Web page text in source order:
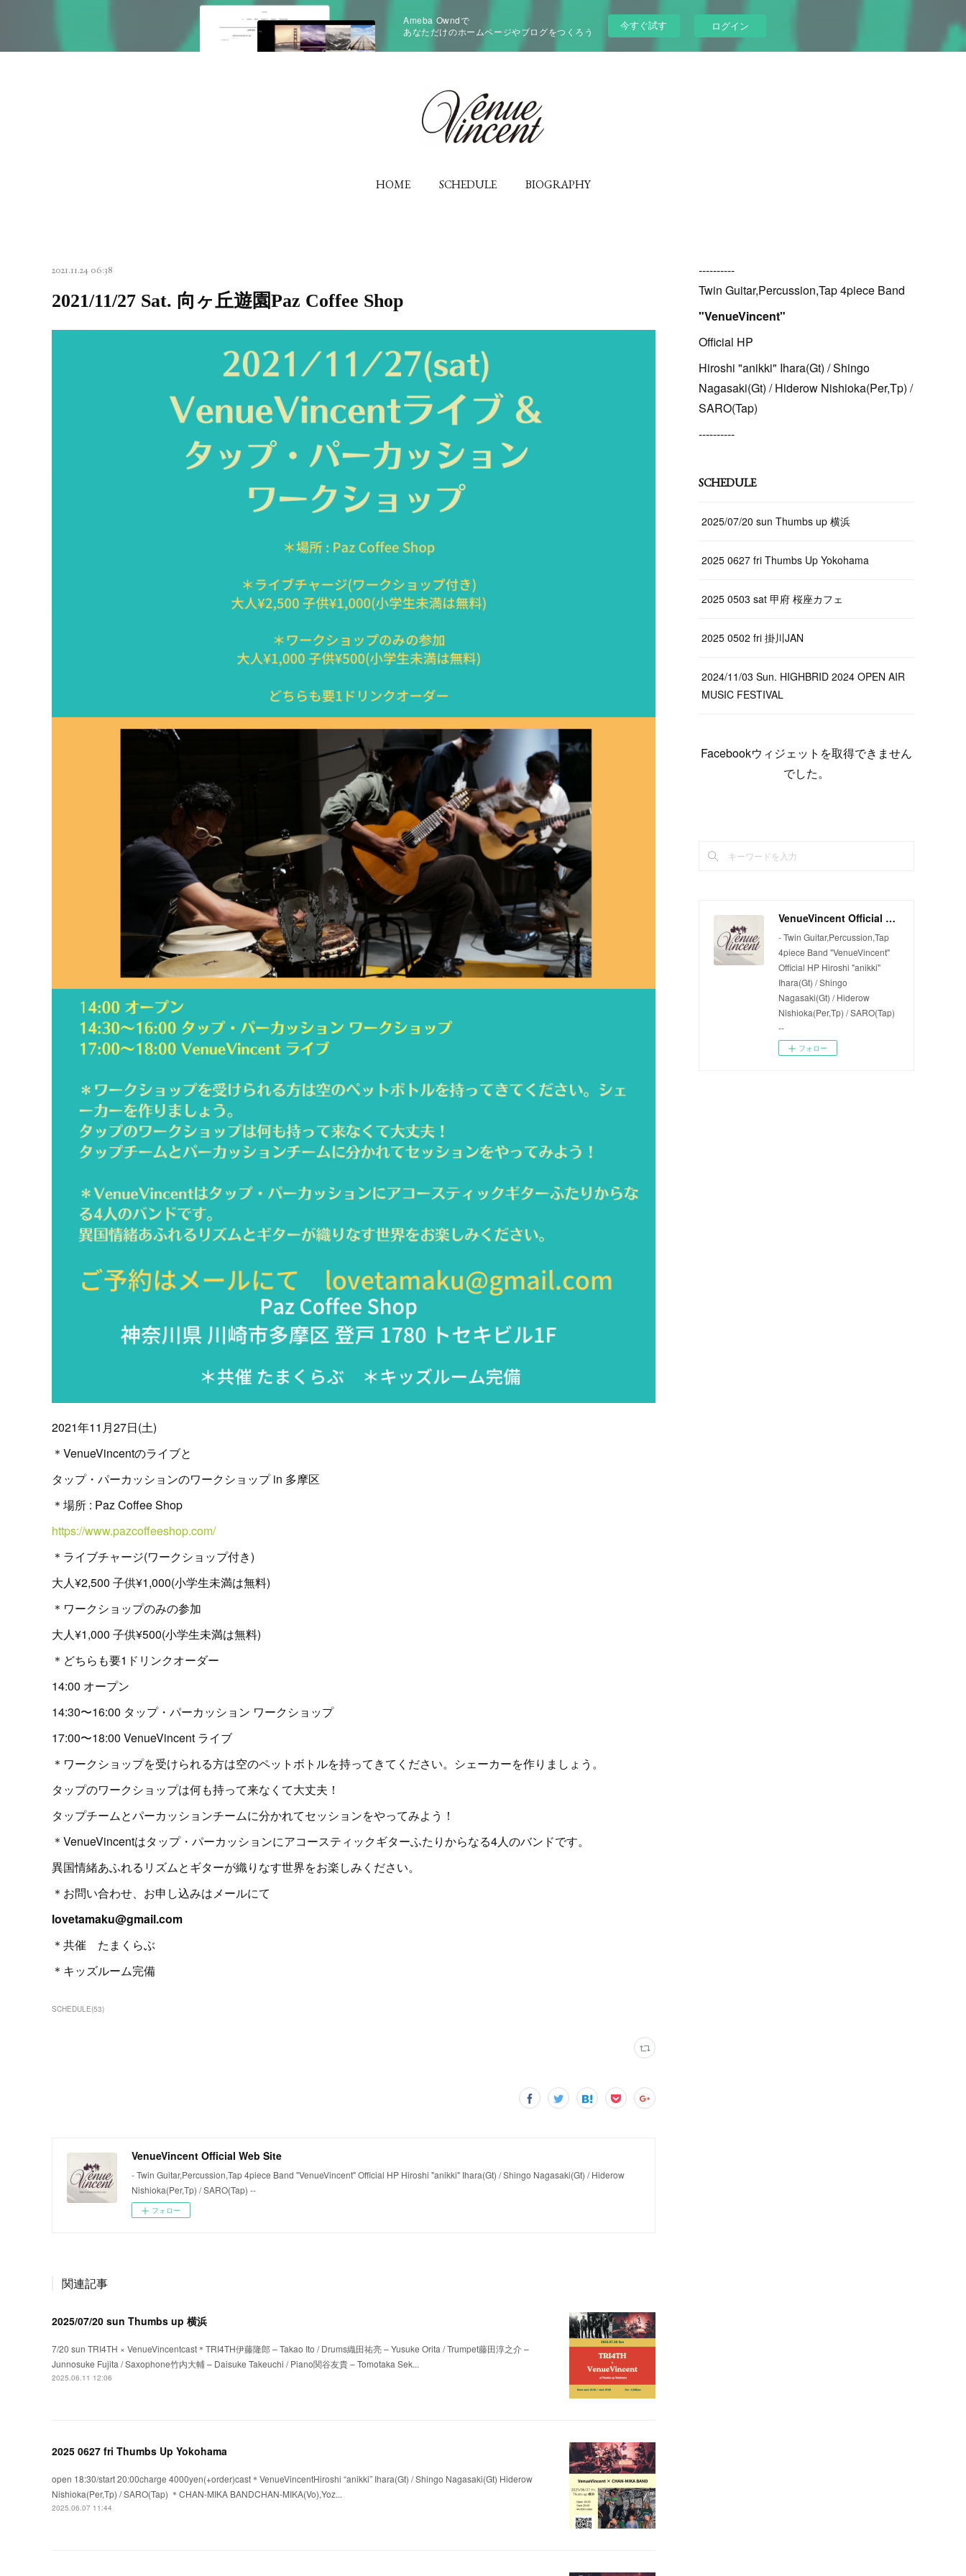
Ameba Owndで
あなただけのホームページやブログをつくろう
今すぐ試す ログイン
HOME SCHEDULE BIOGRAPHY
2021.11.24 06:38
2021/11/27 Sat. 向ヶ丘遊園Paz Coffee Shop
2021年11月27日(土)
＊VenueVincentのライブと
タップ・パーカッションのワークショップ in 多摩区
＊場所 : Paz Coffee Shop
https://www.pazcoffeeshop.com/
＊ライブチャージ(ワークショップ付き)
大人¥2,500 子供¥1,000(小学生未満は無料)
＊ワークショップのみの参加
大人¥1,000 子供¥500(小学生未満は無料)
＊どちらも要1ドリンクオーダー
14:00 オープン
14:30〜16:00 タップ・パーカッション ワークショップ
17:00〜18:00 VenueVincent ライブ
＊ワークショップを受けられる方は空のペットボトルを持ってきてください。シェーカーを作りましょう。
タップのワークショップは何も持って来なくて大丈夫！
タップチームとパーカッションチームに分かれてセッションをやってみよう！
＊VenueVincentはタップ・パーカッションにアコースティックギターふたりからなる4人のバンドです。
異国情緒あふれるリズムとギターが織りなす世界をお楽しみください。
＊お問い合わせ、お申し込みはメールにて
lovetamaku@gmail.com
＊共催 たまくらぶ
＊キッズルーム完備
SCHEDULE(53)
VenueVincent Official Web Site
- Twin Guitar,Percussion,Tap 4piece Band "VenueVincent" Official HP Hiroshi "anikki" Ihara(Gt) / Shingo Nagasaki(Gt) / Hiderow
Nishioka(Per,Tp) / SARO(Tap) --
フォロー
関連記事
2025/07/20 sun Thumbs up 横浜
7/20 sun TRI4TH × VenueVincentcast＊TRI4TH伊藤隆郎 – Takao Ito / Drums織田祐亮 – Yusuke Orita / Trumpet藤田淳之介 –
Junnosuke Fujita / Saxophone竹内大輔 – Daisuke Takeuchi / Piano関谷友貴 – Tomotaka Sek...
2025.06.11 12:06
2025 0627 fri Thumbs Up Yokohama
open 18:30/start 20:00charge 4000yen(+order)cast＊VenueVincentHiroshi “anikki” Ihara(Gt) / Shingo Nagasaki(Gt) Hiderow
Nishioka(Per,Tp) / SARO(Tap) ＊CHAN-MIKA BANDCHAN-MIKA(Vo),Yoz...
2025.06.07 11:44
----------
Twin Guitar,Percussion,Tap 4piece Band
"VenueVincent"
Official HP
Hiroshi "anikki" Ihara(Gt) / Shingo
Nagasaki(Gt) / Hiderow Nishioka(Per,Tp) /
SARO(Tap)
----------
SCHEDULE
2025/07/20 sun Thumbs up 横浜
2025 0627 fri Thumbs Up Yokohama
2025 0503 sat 甲府 桜座カフェ
2025 0502 fri 掛川JAN
2024/11/03 Sun. HIGHBRID 2024 OPEN AIR
MUSIC FESTIVAL
Facebookウィジェットを取得できません
でした。
VenueVincent Official Web Site
- Twin Guitar,Percussion,Tap
4piece Band "VenueVincent"
Official HP Hiroshi "anikki"
Ihara(Gt) / Shingo
Nagasaki(Gt) / Hiderow
Nishioka(Per,Tp) / SARO(Tap)
--
フォロー